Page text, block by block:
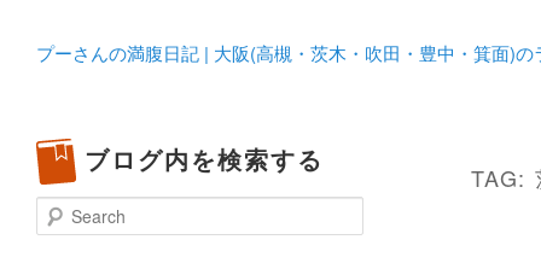
プーさんの満腹日記 | 大阪(高槻・茨木・吹田・豊中・箕面)
TAG:
ブログ内を検索する
Search